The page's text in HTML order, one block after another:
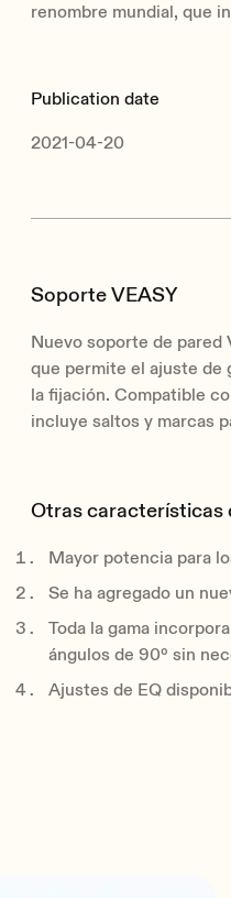
renombre mundial, que
Publication date
2021-04-20
Soporte VEASY
Nuevo soporte de pared
que permite el ajuste de
la fijación. Compatible
incluye saltos y marcas
Otras características
Mayor potencia para
Se ha agregado un
Toda la gama
ángulos de 90º sin
Ajustes de EQ